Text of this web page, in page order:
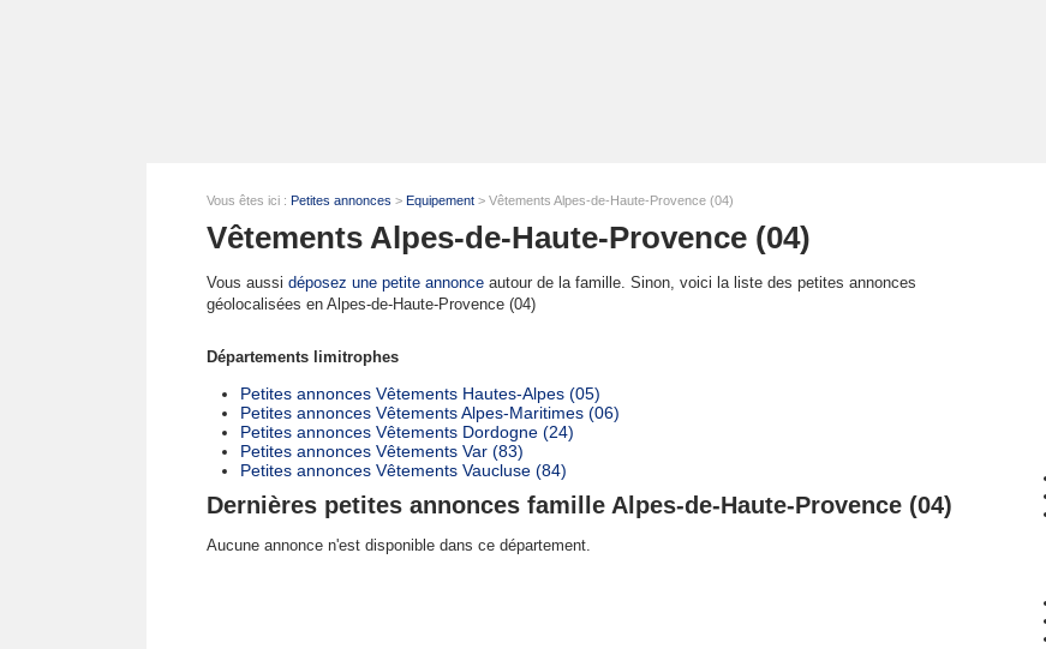
Vous êtes ici : Petites annonces > Equipement > Vêtements Alpes-de-Haute-Provence (04)
Vêtements Alpes-de-Haute-Provence (04)
Vous aussi déposez une petite annonce autour de la famille. Sinon, voici la liste des petites annonces
géolocalisées en Alpes-de-Haute-Provence (04)
Départements limitrophes
Petites annonces Vêtements Hautes-Alpes (05)
Petites annonces Vêtements Alpes-Maritimes (06)
Petites annonces Vêtements Dordogne (24)
Petites annonces Vêtements Var (83)
Petites annonces Vêtements Vaucluse (84)
Dernières petites annonces famille Alpes-de-Haute-Provence (04)
Aucune annonce n'est disponible dans ce département.